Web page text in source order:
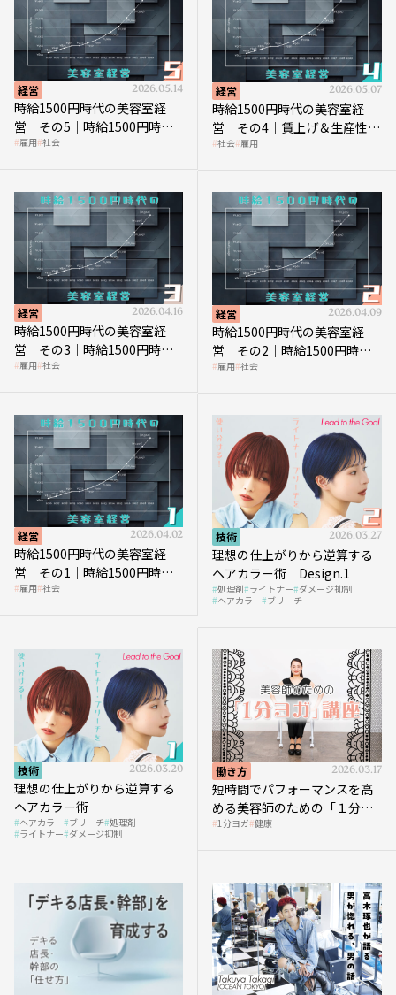
経営 2026.05.14
時給1500円時代の美容室経
営 その5｜時給1500円時代
の到来は美容業の収益構造を
雇用 社会
経営 2026.05.07
時給1500円時代の美容室経
営 その4｜賃上げ＆生産性向
上につなげる賢い助成金活用
社会 雇用
経営 2026.04.16
時給1500円時代の美容室経
営 その3｜時給1500円時
代、美容業はどのような影響
雇用 社会
経営 2026.04.09
時給1500円時代の美容室経
営 その2｜時給1500円時代
に支払う給与はいくらなのか
雇用 社会
経営 2026.04.02
時給1500円時代の美容室経
営 その1｜時給1500円時代
へ向かう社会的背景
雇用 社会
技術 2026.03.27
理想の仕上がりから逆算する
ヘアカラー術｜Design.1
処理剤 ライトナー ダメージ抑制
ヘアカラー ブリーチ
技術 2026.03.20
理想の仕上がりから逆算する
ヘアカラー術
ヘアカラー ブリーチ 処理剤
ライトナー ダメージ抑制
働き方 2026.03.17
短時間でパフォーマンスを高
める美容師のための「１分ヨ
ガ」講座｜実践編
1分ヨガ 健康